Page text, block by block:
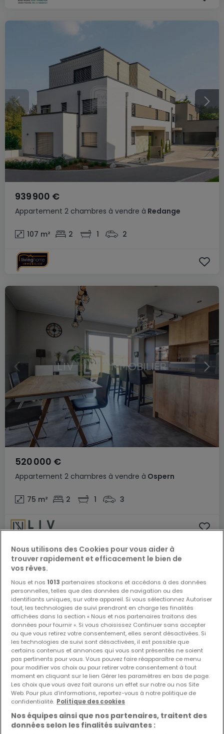
Appartement 2 chambres à vendre à Redange
939 900 €
107 m² 2 1 2
Appartement 2 chambres à vendre à Ospern
520 000 €
75 m² 2 1 3
650 000 €
Nous utilisons des Cookies pour vous aider à
trouver rapidement et efficacement le bien de
vos rêves.
Nous et nos 1013 partenaires stockons et accédons à des données
personnelles, telles que des données de navigation ou des
identifiants uniques, sur votre appareil. Si vous sélectionnez Autoriser
tout, les technologies de suivi prendront en charge les finalités
affichées dans la section « Nous et nos partenaires traitons des
données pour fournir ». Si vous choisissez Continuer sans accepter
ou que vous retirez votre consentement, elles seront désactivées. Si
les technologies de suivi sont désactivées, il est possible que
certains contenus et annonces qui vous sont présentés ne soient
pas pertinents pour vous. Vous pouvez faire réapparaître ce menu
pour modifier vos choix ou pour retirer votre consentement à tout
moment en cliquant sur le lien Gérer les paramètres en bas de page.
Les choix que vous avez fait aurons un effet sur notre ou nos Site
Web. Pour plus d’informations, reportez-vous à notre politique de
confidentialité. Politique des cookies
Nos équipes ainsi que nos partenaires, traitent des
données selon les finalités suivantes :